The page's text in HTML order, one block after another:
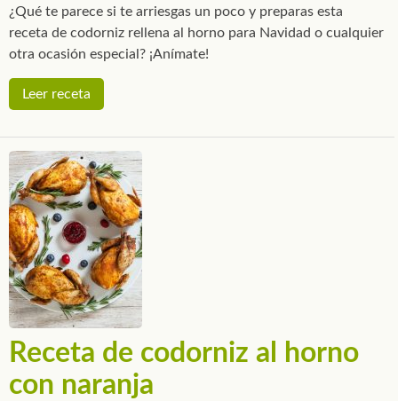
¿Qué te parece si te arriesgas un poco y preparas esta
receta de codorniz rellena al horno para Navidad o cualquier
otra ocasión especial? ¡Anímate!
Leer receta
Receta de codorniz al horno
con naranja